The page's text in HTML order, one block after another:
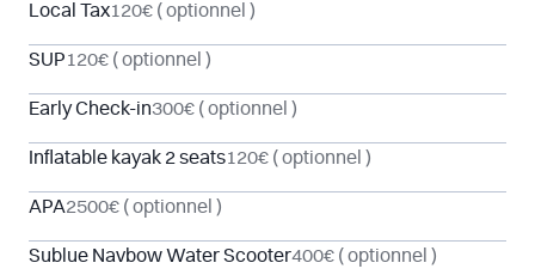
Local Tax120€ ( optionnel )
SUP120€ ( optionnel )
Early Check-in300€ ( optionnel )
Inflatable kayak 2 seats120€ ( optionnel )
APA2500€ ( optionnel )
Sublue Navbow Water Scooter400€ ( optionnel )